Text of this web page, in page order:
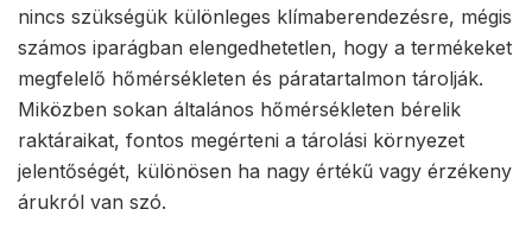
nincs szükségük különleges klímaberendezésre, mégis
számos iparágban elengedhetetlen, hogy a termékeket
megfelelő hőmérsékleten és páratartalmon tárolják.
Miközben sokan általános hőmérsékleten bérelik
raktáraikat, fontos megérteni a tárolási környezet
jelentőségét, különösen ha nagy értékű vagy érzékeny
árukról van szó.